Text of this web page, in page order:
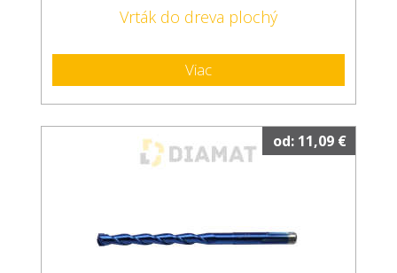
Vrták do dreva plochý
Viac
od: 11,09 €